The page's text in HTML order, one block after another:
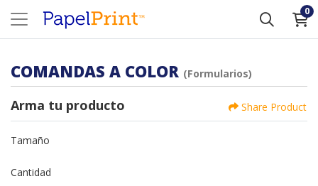
0
COMANDAS A COLOR (Formularios)
Arma tu producto Share Product
Tamaño
Cantidad